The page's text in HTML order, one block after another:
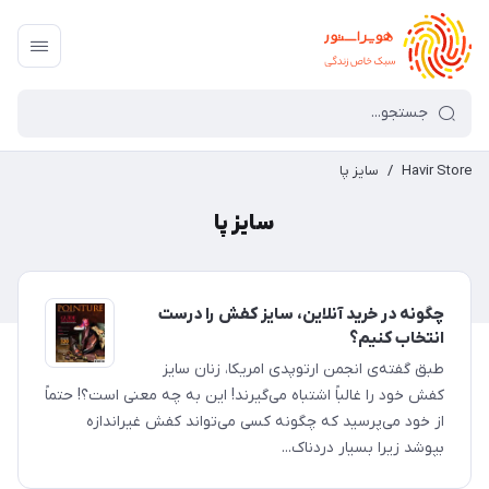
Havir Store
/ سایز پا
سایز پا
چگونه در خرید آنلاین، سایز کفش را درست
انتخاب کنیم؟
طبق گفته‌ی انجمن ارتوپدی امریکا، زنان سایز
کفش خود را غالباً اشتباه می‌گیرند! این به چه معنی است؟! حتماً
از خود می‌پرسید که چگونه کسی می‌تواند کفش غیراندازه
بپوشد زیرا بسیار دردناک...